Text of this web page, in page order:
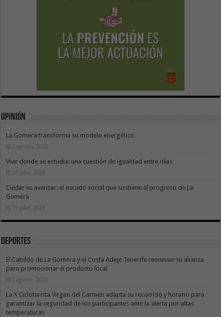
Opinión
La Gomera transforma su modelo energético
2 agosto, 2026
Vivir donde se estudia: una cuestión de igualdad entre islas
26 julio, 2026
Cuidar es avanzar: el escudo social que sostiene el progreso de La
Gomera
19 julio, 2026
Deportes
El Cabildo de La Gomera y el Costa Adeje Tenerife renuevan su alianza
para promocionar el producto local
3 agosto, 2026
La X Cicloturista Virgen del Carmen adapta su recorrido y horario para
garantizar la seguridad de los participantes ante la alerta por altas
temperaturas